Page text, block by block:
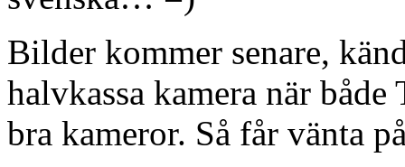
Bilder kommer senare,
halvkassa kamera när
bra kameror. Så får vänta